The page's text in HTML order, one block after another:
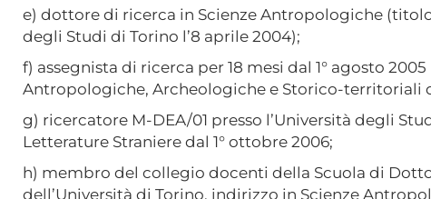
e) dottore di ricerca in Scienze Antropologiche
degli Studi di Torino l’8 aprile 2004);
f) assegnista di ricerca per 18 mesi dal 1° agosto
Antropologiche, Archeologiche e Storico-territoriali
g) ricercatore M-DEA/01 presso l’Università degli
Letterature Straniere dal 1° ottobre 2006;
h) membro del collegio docenti della Scuola di
dell’Università di Torino, indirizzo in Scienze